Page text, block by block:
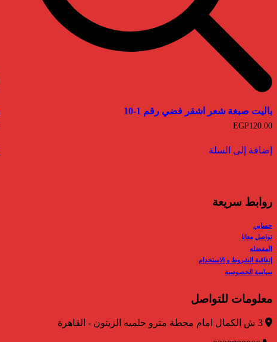
باليت صبغة شعر اشقر فضي رقم 1-10
EGP120.00
إضافة إلى السلة
روابط سريعة
حسابي
تواصل معانا
المفضله
إتفاقية الشروط و الاستخدام
سياسة الخصوصية
معلومات للتواصل